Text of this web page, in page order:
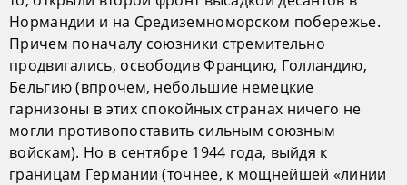
Нормандии и на Средиземноморском побережье.
Причем поначалу союзники стремительно
продвигались, освободив Францию, Голландию,
Бельгию (впрочем, небольшие немецкие
гарнизоны в этих спокойных странах ничего не
могли противопоставить сильным союзным
войскам). Но в сентябре 1944 года, выйдя к
границам Германии (точнее, к мощнейшей «линии